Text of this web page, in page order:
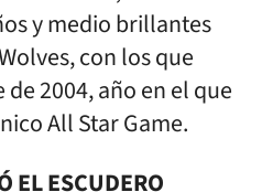
y medio brillantes
con los que
2004, año en el que
All Star Game.
EL ESCUDERO